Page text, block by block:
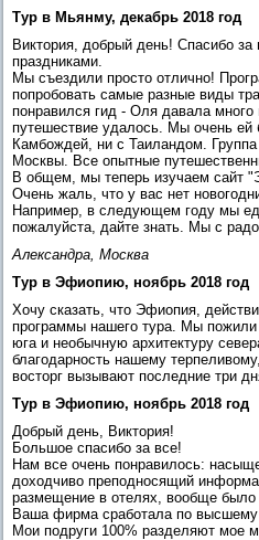
Тур в Мьянму, декабрь 2018 год
Виктория, добрый день! Спасибо
праздниками.
Мы съездили просто отлично!
попробовать самые разные виды
понравился гид - Оля давала
путешествие удалось. Мы очень ей
Камбождей, ни с Таиландом.
Москвы. Все опытные
В общем, мы теперь изучаем сайт
Очень жаль, что у вас нет
Например, в следующем году мы
пожалуйста, дайте знать. Мы с
Александра, Москва
Тур в Эфиопию, ноябрь 2018 год
Хочу сказать, что Эфиопия,
программы нашего тура. Мы
юга и необычную архитектуру
благодарность нашему
восторг вызывают последние три
Тур в Эфиопию, ноябрь 2018 год
Добрый день, Виктория!
Большое спасибо за все!
Нам все очень понравилось:
доходчиво преподносящий
размещение в отелях, вообще было
Ваша фирма сработала по
Мои подруги 100% разделяют мое